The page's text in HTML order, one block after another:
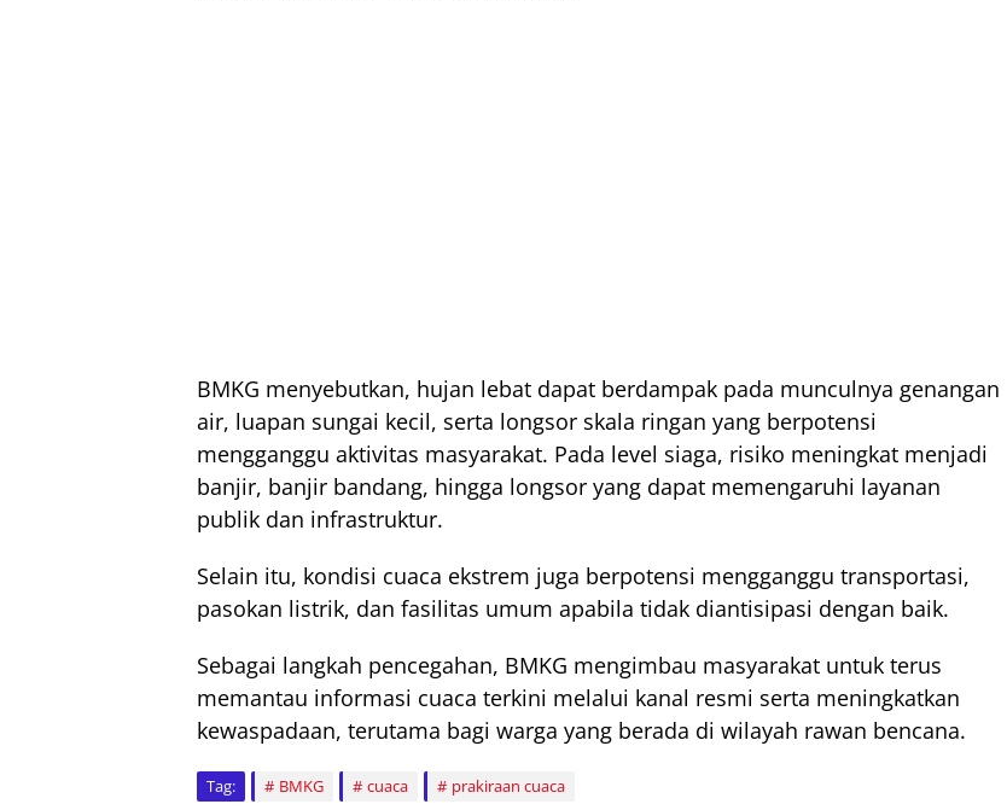
BMKG menyebutkan, hujan lebat dapat berdampak pada munculnya genangan
air, luapan sungai kecil, serta longsor skala ringan yang berpotensi
mengganggu aktivitas masyarakat. Pada level siaga, risiko meningkat menjadi
banjir, banjir bandang, hingga longsor yang dapat memengaruhi layanan
publik dan infrastruktur.
Selain itu, kondisi cuaca ekstrem juga berpotensi mengganggu transportasi,
pasokan listrik, dan fasilitas umum apabila tidak diantisipasi dengan baik.
Sebagai langkah pencegahan, BMKG mengimbau masyarakat untuk terus
memantau informasi cuaca terkini melalui kanal resmi serta meningkatkan
kewaspadaan, terutama bagi warga yang berada di wilayah rawan bencana.
Tag: BMKG cuaca prakiraan cuaca